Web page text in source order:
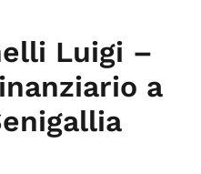
Luigi –
a